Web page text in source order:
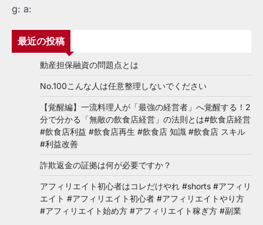
g: a:
最近の投稿
動産担保融資の問題点とは
No.100こんな人は任意整理しないでください
【覚醒編】一流料理人が「最強の経営者」へ覚醒する！2
分で分かる「無敵の飲食店経営」の法則とは#飲食店経営
#飲食店利益 #飲食店再生 #飲食店 知識 #飲食店 スキル
#利益改善
詐欺返金の証拠は何が必要ですか？
アフィリエイト初心者はコレだけやれ #shorts #アフィリ
エイト #アフィリエイト初心者 #アフィリエイトやり方
#アフィリエイト始め方 #アフィリエイト稼ぎ方 #副業